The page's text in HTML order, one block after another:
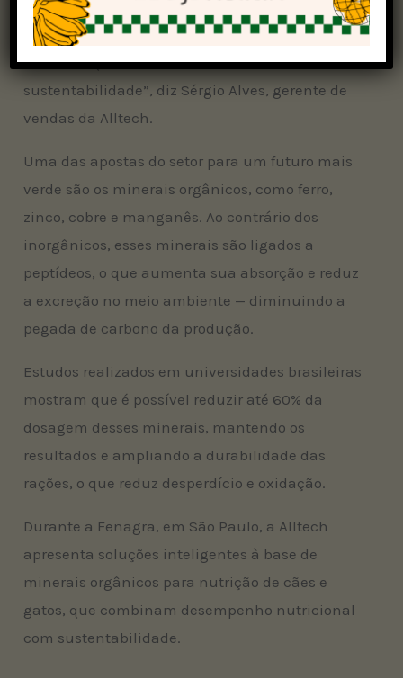
“O tutor quer para o pet a mesma qualidade de
alimento que consome, com foco em saúde e
sustentabilidade”, diz Sérgio Alves, gerente de
vendas da Alltech.
Uma das apostas do setor para um futuro mais
verde são os minerais orgânicos, como ferro,
zinco, cobre e manganês. Ao contrário dos
inorgânicos, esses minerais são ligados a
peptídeos, o que aumenta sua absorção e reduz
a excreção no meio ambiente — diminuindo a
pegada de carbono da produção.
Estudos realizados em universidades brasileiras
mostram que é possível reduzir até 60% da
dosagem desses minerais, mantendo os
resultados e ampliando a durabilidade das
rações, o que reduz desperdício e oxidação.
Durante a Fenagra, em São Paulo, a Alltech
apresenta soluções inteligentes à base de
minerais orgânicos para nutrição de cães e
gatos, que combinam desempenho nutricional
com sustentabilidade.